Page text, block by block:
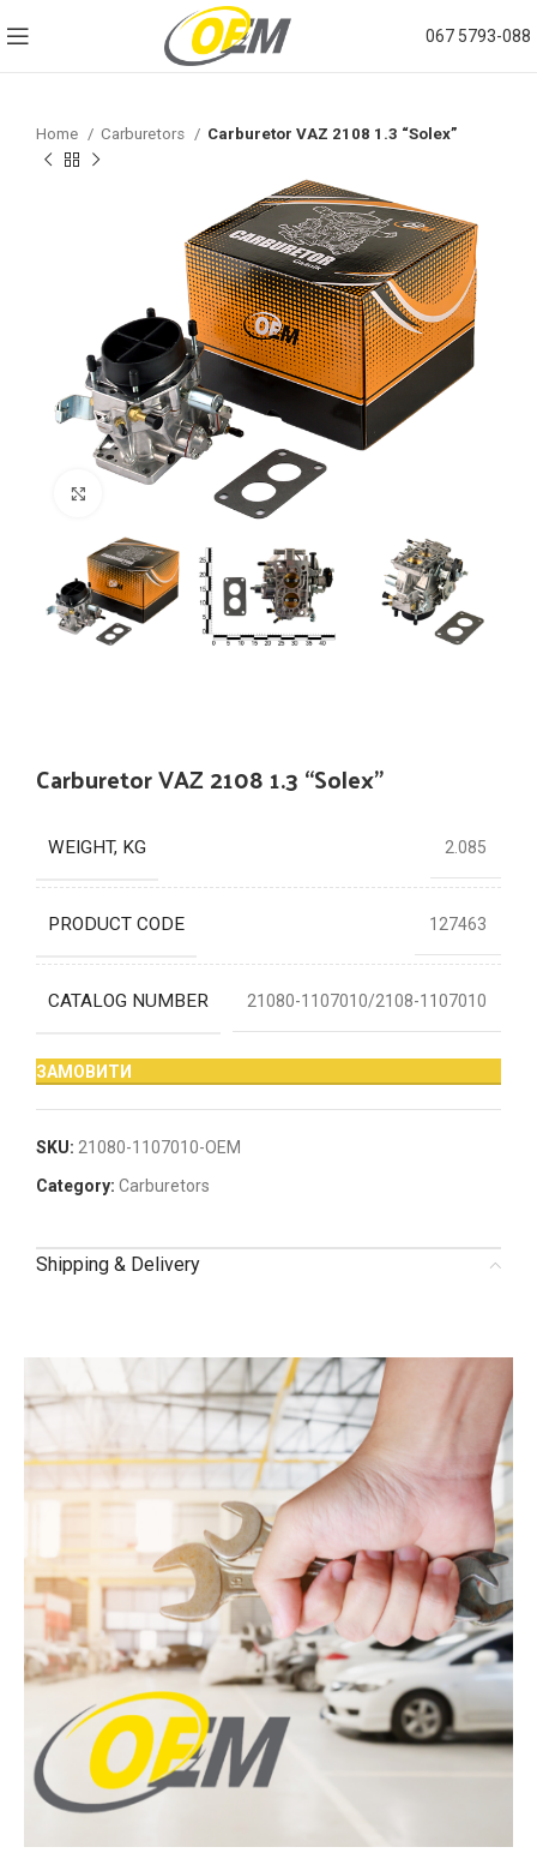
067 5793-088
Home Carburetors Carburetor VAZ 2108 1.3 “Solex”
Click to enlarge
Carburetor VAZ 2108 1.3 “Solex”
WEIGHT, KG 2.085
PRODUCT CODE 127463
CATALOG NUMBER 21080-1107010/2108-1107010
ЗАМОВИТИ
SKU: 21080-1107010-OEM
Category: Carburetors
Shipping & Delivery